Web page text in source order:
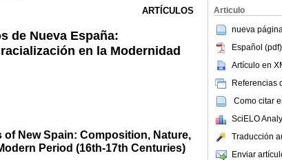
Articulo
nueva
Español (pdf)
Artículo en
Referencias
Como citar
SciELO
Traducción
Enviar
ARTÍCULOS
de Nueva España:
en la Modernidad
New Spain: Composition, Nature,
Period (16th-17th Centuries)